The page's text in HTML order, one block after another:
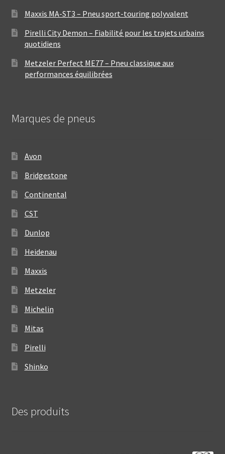
Maxxis MA-ST3 – Pneu sport-touring polyvalent
Pirelli City Demon – Fiabilité pour les trajets urbains
quotidiens
Metzeler Perfect ME77 – Pneu classique aux
performances équilibrées
Marques de pneus
Avon
Bridgestone
Continental
CST
Dunlop
Heidenau
Maxxis
Metzeler
Michelin
Mitas
Pirelli
Shinko
Des produits